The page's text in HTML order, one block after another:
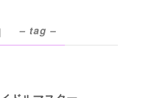
– tag –